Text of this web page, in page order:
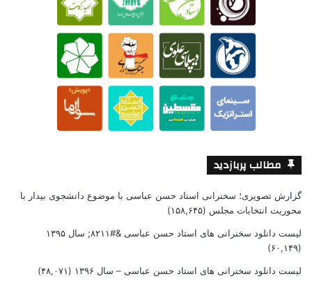
مطالب پربازدید
گزارش تصویری؛ سخنرانی استاد حسن عباسی با موضوع دانشجوی بیدار با
محوریت انتخابات مجلس (۱۵۸,۶۴۵)
لیست دانلود سخنرانی های استاد حسن عباسی &#۸۲۱۱; سال ۱۳۹۵
(۶۰,۱۴۹)
لیست دانلود سخنرانی های استاد حسن عباسی – سال ۱۳۹۶ (۴۸,۰۷۱)